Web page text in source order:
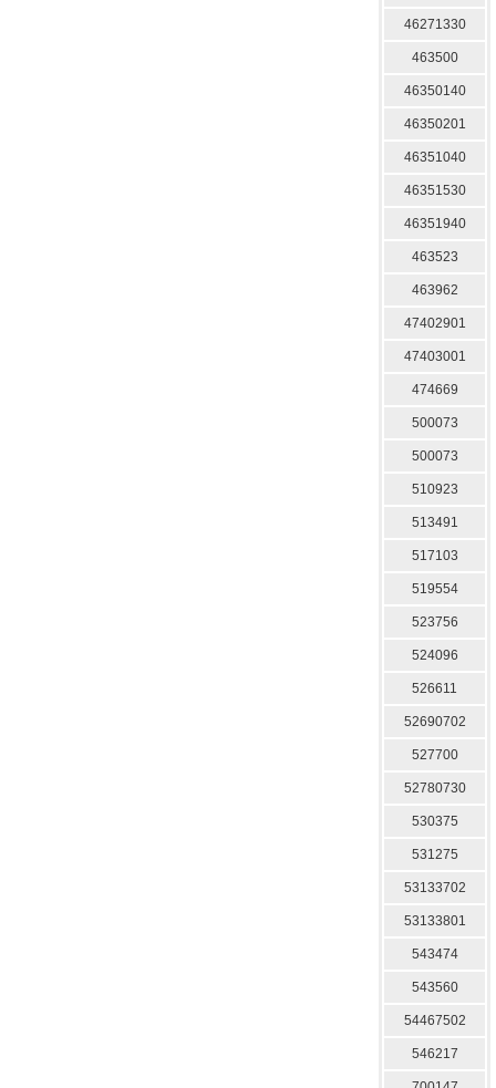
46271330
463500
46350140
46350201
46351040
46351530
46351940
463523
463962
47402901
47403001
474669
500073
500073
510923
513491
517103
519554
523756
524096
526611
52690702
527700
52780730
530375
531275
53133702
53133801
543474
543560
54467502
546217